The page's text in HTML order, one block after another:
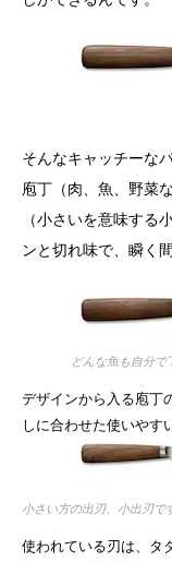
そんなキャッチーな
庖丁（肉、魚、野菜
（小さいを意味する
ンと切れ味で、瞬く
どんな魚も自分で
デザインから入る庖丁
しに合わせた使いやす
小さい方の出刃、小出刃で
使われている刃は、タ